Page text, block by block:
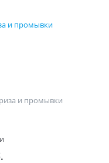
и промывки